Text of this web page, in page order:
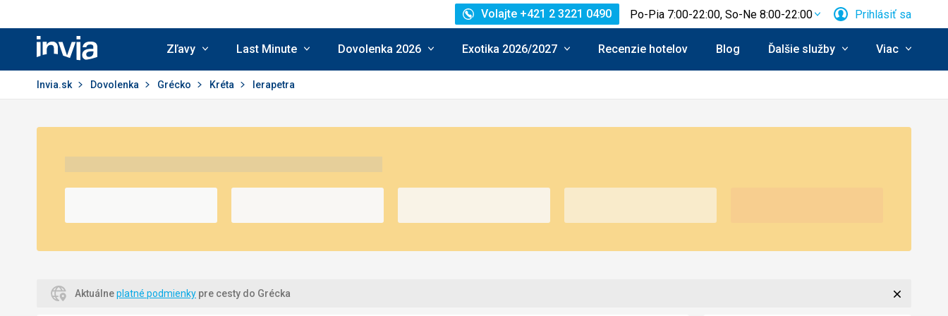
Invia.sk
Volajte +421 2 3221 0490 Po-Pia 7:00-22:00, So-Ne 8:00-22:00 Prihlásiť sa
Zľavy Last Minute Dovolenka 2026 Exotika 2026/2027 Recenzie hotelov Blog Ďalšie služby Viac
Invia.sk Dovolenka Grécko Kréta Ierapetra
Aktuálneplatné podmienky pre cesty do Grécka